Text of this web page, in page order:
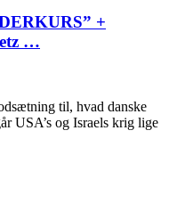
+
…
til, hvad danske
USA’s og Israels krig lige